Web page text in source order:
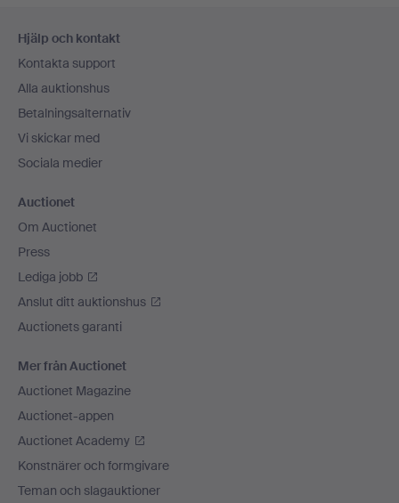
Hjälp och kontakt
Kontakta support
Alla auktionshus
Betalningsalternativ
Vi skickar med
Sociala medier
Auctionet
Om Auctionet
Press
Lediga jobb
Anslut ditt auktionshus
Auctionets garanti
Mer från Auctionet
Auctionet Magazine
Auctionet-appen
Auctionet Academy
Konstnärer och formgivare
Teman och slagauktioner